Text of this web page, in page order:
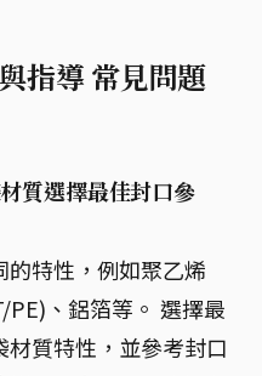
指導 常見問題
質選擇最佳封口參
特性，例如聚乙烯
PE)、鋁箔等。 選擇最
質特性，並參考封口